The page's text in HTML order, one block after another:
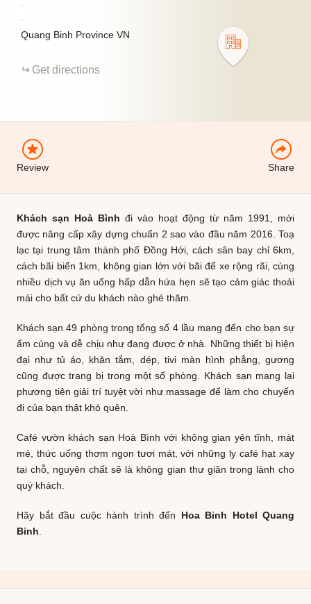
Quang Binh Province VN
Get directions
Review Share
EMAIL
Khách sạn Hoà Bình đi vào hoạt động từ năm 1991, mới
được nâng cấp xây dựng chuẩn 2 sao vào đầu năm 2016. Toạ
lạc tại trung tâm thành phố Đồng Hới, cách sân bay chỉ 6km,
cách bãi biển 1km, không gian lớn với bãi để xe rộng rãi, cùng
nhiều dịch vụ ăn uống hấp dẫn hứa hẹn sẽ tạo cảm giác thoải
mái cho bất cứ du khách nào ghé thăm.
Khách sạn 49 phòng trong tổng số 4 lầu mang đến cho bạn sự
ấm cúng và dễ chịu như đang được ở nhà. Những thiết bị hiện
đại như tủ áo, khăn tắm, dép, tivi màn hình phẳng, gương
cũng được trang bị trong một số phòng. Khách sạn mang lại
phương tiện giải trí tuyệt vời như massage để làm cho chuyến
đi của bạn thật khó quên.
Café vườn khách sạn Hoà Bình với không gian yên tĩnh, mát
mẻ, thức uống thơm ngon tươi mát, với những ly café hạt xay
tại chỗ, nguyên chất sẽ là không gian thư giãn trong lành cho
quý khách.
Hãy bắt đầu cuộc hành trình đến Hoa Binh Hotel Quang
Binh